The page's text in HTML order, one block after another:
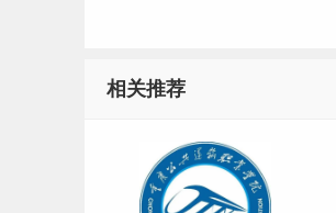
相关推荐